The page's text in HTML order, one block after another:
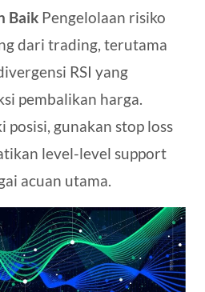
Baik Pengelolaan risiko
dari trading, terutama
RSI yang
pembalikan harga.
posisi, gunakan stop loss
level-level support
acuan utama.